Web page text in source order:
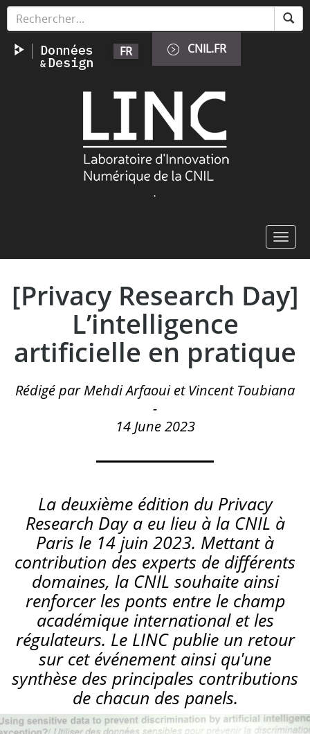
Skip
content
FR CNIL.FR
.
[Privacy Research Day]
L’intelligence
artificielle en pratique
Rédigé par Mehdi Arfaoui et Vincent Toubiana
-
14 June 2023
La deuxième édition du Privacy
Research Daya eu lieu à la CNIL à
Paris le 14 juin 2023. Mettant à
contribution des experts de différents
domaines, la CNIL souhaite ainsi
renforcer les ponts entre le champ
académique international et les
régulateurs. Le LINC publie un retour
sur cet événement ainsi qu'une
synthèse des principales contributions
de chacun des panels.
Cookies management panel